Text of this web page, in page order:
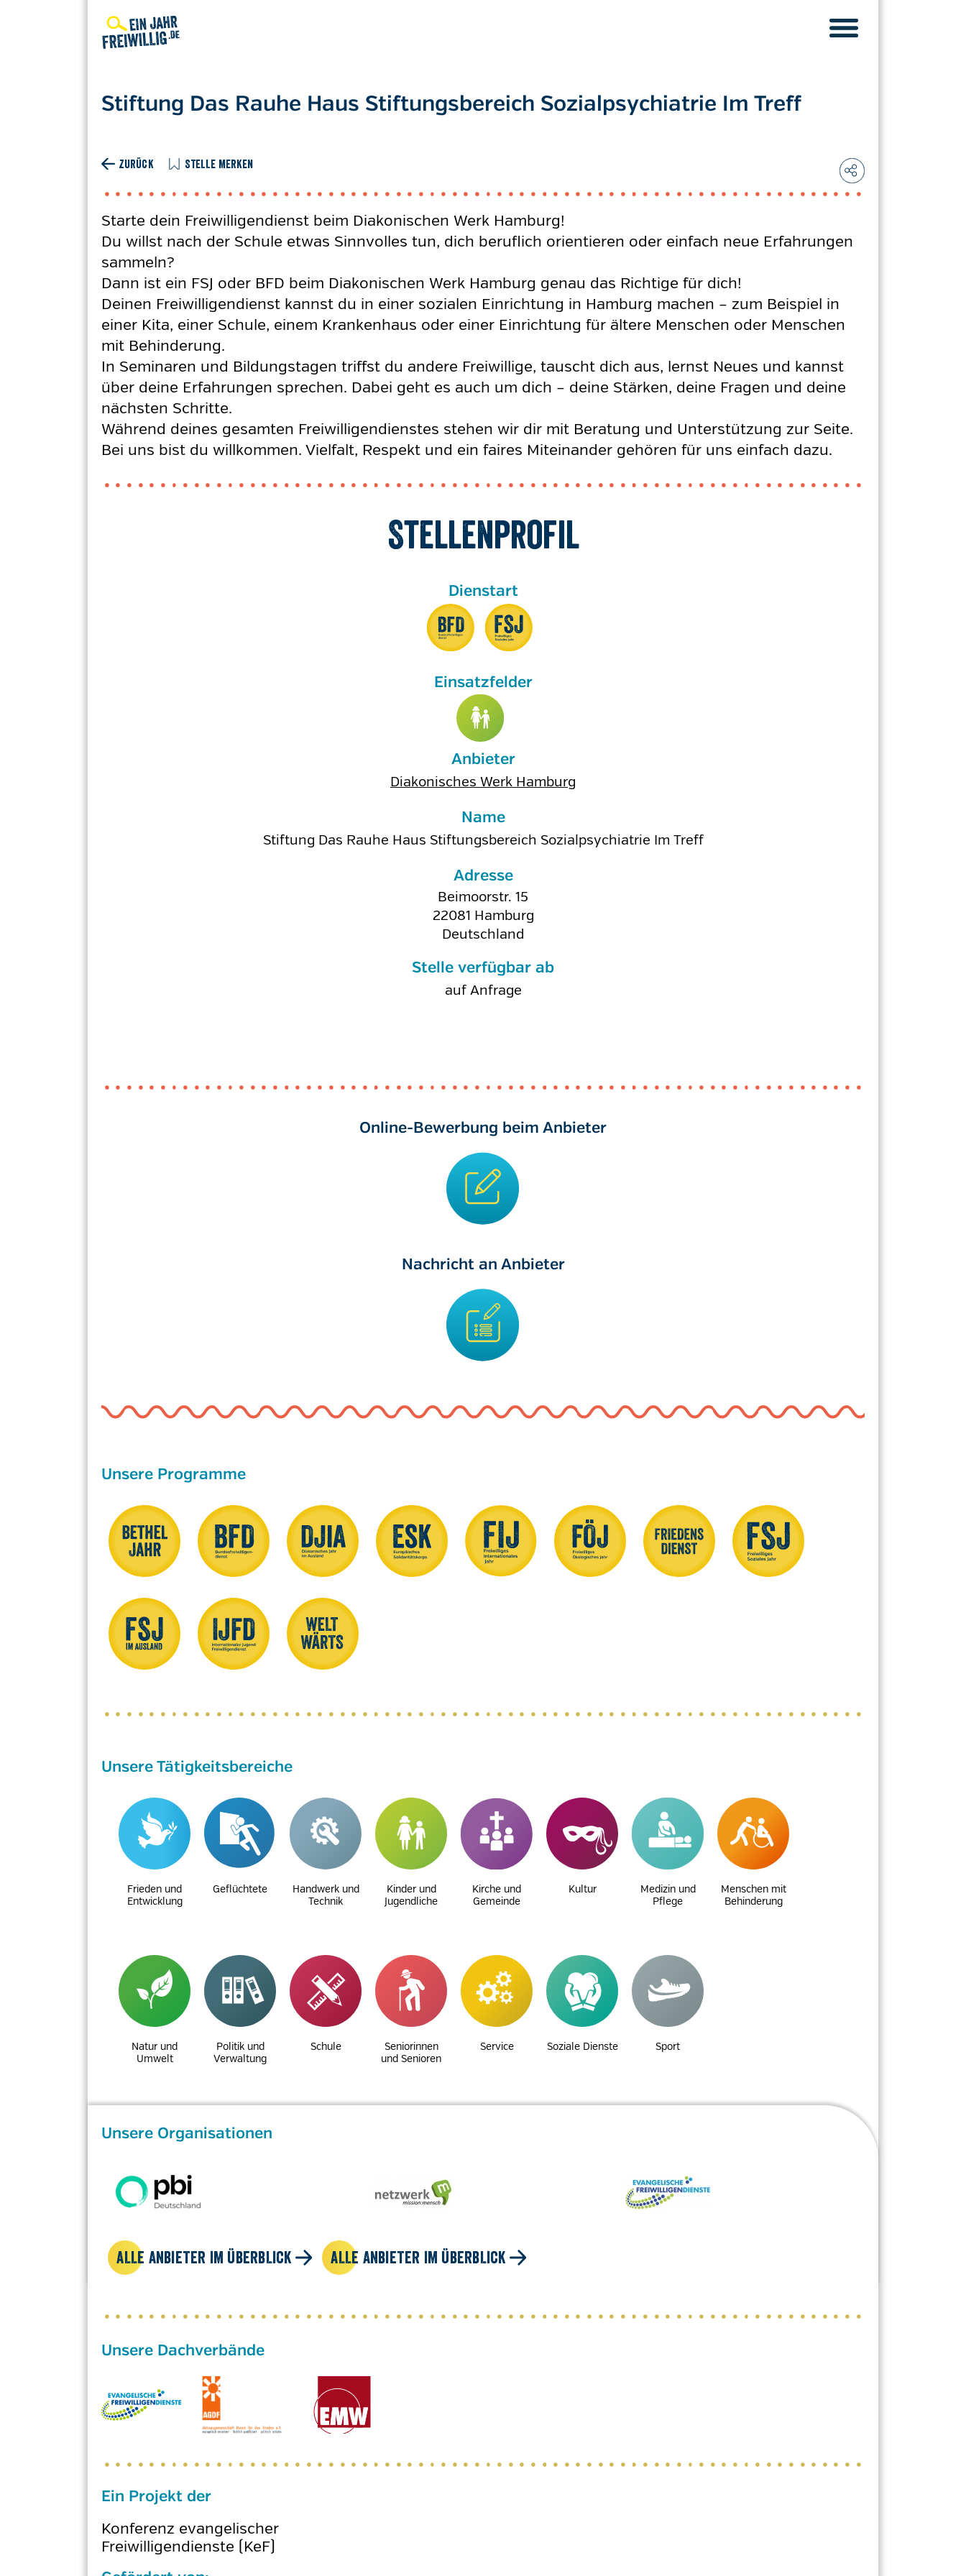
Stiftung Das Rauhe Haus Stiftungsbereich Sozialpsychiatrie Im Treff
ZURÜCK STELLE MERKEN
Starte dein Freiwilligendienst beim Diakonischen Werk Hamburg!
Du willst nach der Schule etwas Sinnvolles tun, dich beruflich orientieren oder einfach neue Erfahrungen
sammeln?
Dann ist ein FSJ oder BFD beim Diakonischen Werk Hamburg genau das Richtige für dich!
Deinen Freiwilligendienst kannst du in einer sozialen Einrichtung in Hamburg machen – zum Beispiel in
einer Kita, einer Schule, einem Krankenhaus oder einer Einrichtung für ältere Menschen oder Menschen
mit Behinderung.
In Seminaren und Bildungstagen triffst du andere Freiwillige, tauscht dich aus, lernst Neues und kannst
über deine Erfahrungen sprechen. Dabei geht es auch um dich – deine Stärken, deine Fragen und deine
nächsten Schritte.
Während deines gesamten Freiwilligendienstes stehen wir dir mit Beratung und Unterstützung zur Seite.
Bei uns bist du willkommen. Vielfalt, Respekt und ein faires Miteinander gehören für uns einfach dazu.
Stellenprofil
Anbieter
Diakonisches Werk Hamburg
Name
Stiftung Das Rauhe Haus Stiftungsbereich Sozialpsychiatrie Im Treff
Adresse
Beimoorstr. 15
22081 Hamburg
Deutschland
Stelle verfügbar ab
auf Anfrage
Online-Bewerbung beim Anbieter
Nachricht an Anbieter
Unsere Programme
Unsere Tätigkeitsbereiche
Frieden und
Entwicklung
Geflüchtete
Handwerk und
Technik
Kinder und
Jugendliche
Kirche und
Gemeinde
Kultur
Medizin und
Pflege
Menschen mit
Behinderung
Natur und
Umwelt
Politik und
Verwaltung
Schule
Seniorinnen
und Senioren
Service Soziale Dienste Sport
Unsere Organisationen
ALLE ANBIETER IM ÜBERBLICK ALLE ANBIETER IM ÜBERBLICK
Ein Projekt der
Konferenz evangelischer
Freiwilligendienste (KeF)